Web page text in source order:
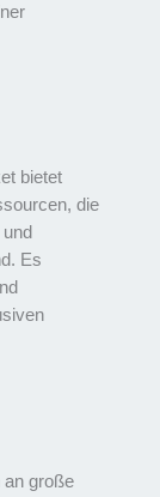
bietet
die
Es
große